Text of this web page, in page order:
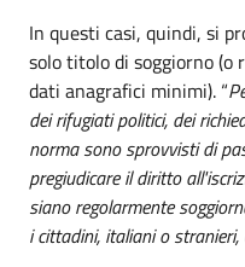
In questi casi, quindi, si
solo titolo di soggiorno
dati anagrafici minimi). “
dei rifugiati politici, dei
norma sono sprovvisti di
pregiudicare il diritto
siano regolarmente
i cittadini, italiani o